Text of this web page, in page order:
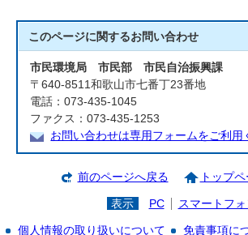
このページに関するお問い合わせ
市民環境局 市民部 市民自治振興課
〒640-8511和歌山市七番丁23番地
電話：073-435-1045
ファクス：073-435-1253
お問い合わせは専用フォームをご利用
前のページへ戻る トップ
表示 PC スマートフォ
個人情報の取り扱いについて 免責事項に